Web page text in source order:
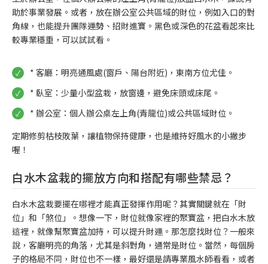
助於事業發展。或者，放在辦公室公共區域的財位，例如入口的對
角線，也能提升團隊運勢、招財進寶。黑色或深色的花盆看起來比
較專業穩重，可以試試看。
* 客廳：明亮通風處(窗戶、陽台附近)，東南方位尤佳。
* 臥室：少量小型盆栽，放窗邊，避免床頭或床尾。
* 辦公室：個人辦公桌左上角(青龍位)或公共區域財位。
定期修剪枯枝敗葉，讓植物保持健康，也是維持好風水的小撇步
喔！
白水木盆栽的擺放方向和搭配有哪些禁忌？
白水木盆栽要擺在哪裡才能真正發揮作用呢？其實關鍵就在「財
位」和「煞位」。想像一下，財位就像家裡的聚寶盆，把白水木放
這裡，就像幫聚寶盆加持，可以提升財運。那怎麼找財位？一般來
說，客廳明亮的角落，尤其是斜對角，通常是財位。當然，每個房
子的格局不同，財位也不一樣，最好還是請專業風水師看看，或者